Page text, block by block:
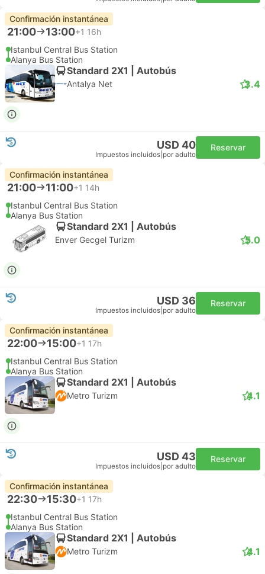
Confirmación instantánea
21:00 13:00+1 16h
Istanbul Central Bus Station
Alanya Bus Station
Standard 2X1 | Autobús
Antalya Net 3.4
USD 40
Impuestos incluidos por adulto
Reservar
Confirmación instantánea
21:00 11:00+1 14h
Istanbul Central Bus Station
Alanya Bus Station
Standard 2X1 | Autobús
Enver Gecgel Turizm 5.0
USD 36
Impuestos incluidos por adulto
Reservar
Confirmación instantánea
22:00 15:00+1 17h
Istanbul Central Bus Station
Alanya Bus Station
Standard 2X1 | Autobús
Metro Turizm 4.1
USD 43
Impuestos incluidos por adulto
Reservar
Confirmación instantánea
22:30 15:30+1 17h
Istanbul Central Bus Station
Alanya Bus Station
Standard 2X1 | Autobús
Metro Turizm 4.1